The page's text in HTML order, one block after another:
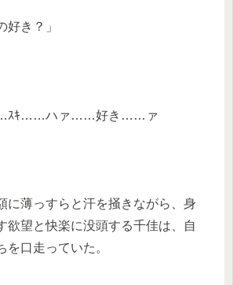
好き？」
ｽｷ……ハァ……好き……ァ
に薄っすらと汗を掻きながら、身
欲望と快楽に没頭する千佳は、自
を口走っていた。